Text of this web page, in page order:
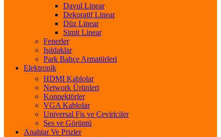
Davul Linear
Dekoratif Linear
Düz Linear
Simit Linear
Fenerler
Işıldaklar
Park Bahçe Armatürleri
Elektronik
HDMI Kablolar
Network Ürünleri
Konnektörler
VGA Kablolar
Universal Fiş ve Çeviriciler
Ses ve Görüntü
Anahtar Ve Prizler